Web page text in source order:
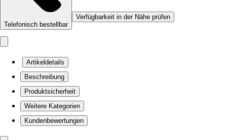
Telefonisch bestellbar
Verfügbarkeit in der Nähe prüfen
Artikeldetails
Beschreibung
Produktsicherheit
Weitere Kategorien
Kundenbewertungen